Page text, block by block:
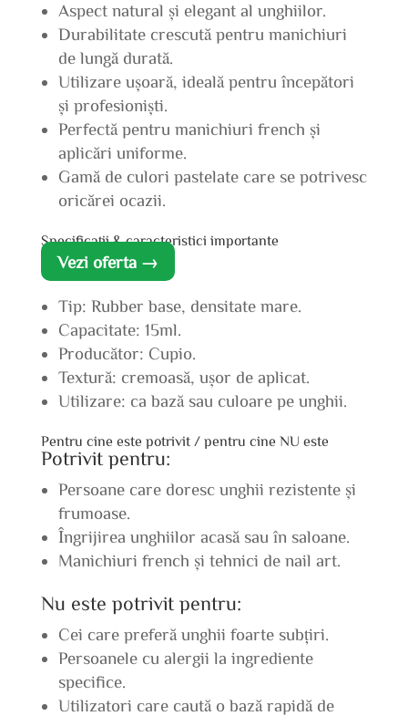
Aspect natural și elegant al unghiilor.
Durabilitate crescută pentru manichiuri
de lungă durată.
Utilizare ușoară, ideală pentru începători
și profesioniști.
Perfectă pentru manichiuri french și
aplicări uniforme.
Gamă de culori pastelate care se potrivesc
oricărei ocazii.
Specificații & caracteristici importante
Vezi oferta →
Tip: Rubber base, densitate mare.
Capacitate: 15ml.
Producător: Cupio.
Textură: cremoasă, ușor de aplicat.
Utilizare: ca bază sau culoare pe unghii.
Pentru cine este potrivit / pentru cine NU este
Potrivit pentru:
Persoane care doresc unghii rezistente și
frumoase.
Îngrijirea unghiilor acasă sau în saloane.
Manichiuri french și tehnici de nail art.
Nu este potrivit pentru:
Cei care preferă unghii foarte subțiri.
Persoanele cu alergii la ingrediente
specifice.
Utilizatori care caută o bază rapidă de